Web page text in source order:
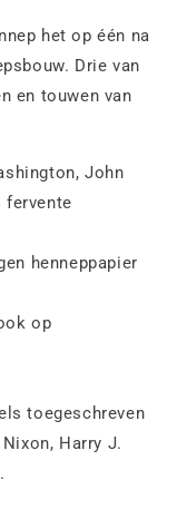
het op één na
Drie van
en touwen van
John
fervente
henneppapier
op
toegeschreven
Harry J.